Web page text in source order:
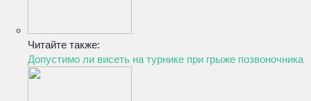
Читайте также:
Допустимо ли висеть на турнике при грыже позвоночника